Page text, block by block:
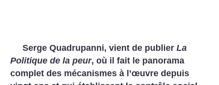
Serge Quadrupanni, vient de publierLa
Politique de la peur, où il fait le panorama
complet des mécanismes à l’œuvre depuis